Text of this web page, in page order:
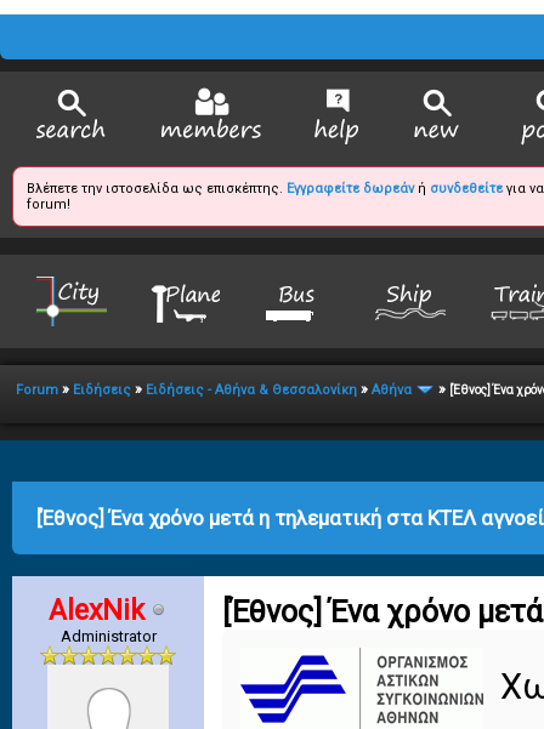
Βλέπετε την ιστοσελίδα ως επισκέπτης. Εγγραφείτε δωρεάνή συνδεθείτεγια
forum!
Forum » Ειδήσεις » Ειδήσεις - Αθήνα & Θεσσαλονίκη » Αθήνα » [Έθνος] Ένα
[Έθνος] Ένα χρόνο μετά η τηλεματική στα ΚΤΕΛ
AlexNik
Administrator
[Έθνος] Ένα χρόνο